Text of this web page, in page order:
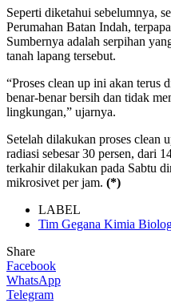
Seperti diketahui sebelumnya,
Perumahan Batan Indah,
Sumbernya adalah serpihan
tanah lapang tersebut.
“Proses clean up ini akan terus
benar-benar bersih dan tidak
lingkungan,” ujarnya.
Setelah dilakukan proses clean
radiasi sebesar 30 persen, dari
terkahir dilakukan pada Sabtu
mikrosivet per jam. (*)
LABEL
Tim Gegana Kimia
Share
Facebook
WhatsApp
Telegram